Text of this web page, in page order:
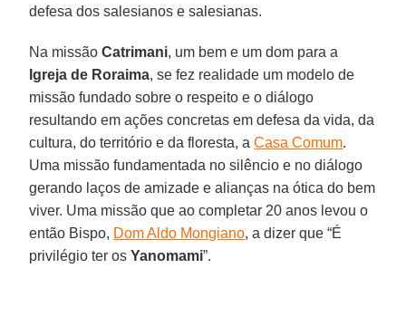
defesa dos salesianos e salesianas.
Na missãoCatrimani, um bem e um dom para a
Igreja de Roraima, se fez realidade um modelo de
missão fundado sobre o respeito e o diálogo
resultando em ações concretas em defesa da vida, da
cultura, do território e da floresta, aCasa Comum.
Uma missão fundamentada no silêncio e no diálogo
gerando laços de amizade e alianças na ótica do bem
viver. Uma missão que ao completar 20 anos levou o
então Bispo, Dom Aldo Mongiano, a dizer que “É
privilégio ter osYanomami”.